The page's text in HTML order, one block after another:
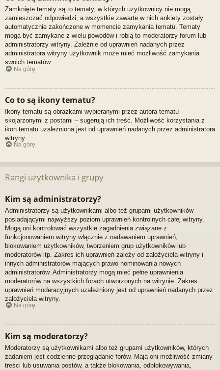
Zamknięte tematy są to tematy, w których użytkownicy nie mogą
zamieszczać odpowiedzi, a wszystkie zawarte w nich ankiety zostały
automatycznie zakończone w momencie zamykania tematu. Tematy
mogą być zamykane z wielu powodów i robią to moderatorzy forum lub
administratorzy witryny. Zależnie od uprawnień nadanych przez
administratora witryny użytkownik może mieć możliwość zamykania
swoich tematów.
Na górę
Co to są ikony tematu?
Ikony tematu są obrazkami wybieranymi przez autora tematu
skojarzonymi z postami – sugerują ich treść. Możliwość korzystania z
ikon tematu uzależniona jest od uprawnień nadanych przez administratora
witryny.
Na górę
Rangi użytkownika i grupy
Kim są administratorzy?
Administratorzy są użytkownikami albo też grupami użytkowników
posiadającymi najwyższy poziom uprawnień kontrolnych całej witryny.
Mogą oni kontrolować wszystkie zagadnienia związane z
funkcjonowaniem witryny włącznie z nadawaniem uprawnień,
blokowaniem użytkowników, tworzeniem grup użytkowników lub
moderatorów itp. Zakres ich uprawnień zależy od założyciela witryny i
innych administratorów mających prawo nominowania nowych
administratorów. Administratorzy mogą mieć pełne uprawnienia
moderatorów na wszystkich forach utworzonych na witrynie. Zakres
uprawnień moderacyjnych uzależniony jest od uprawnień nadanych przez
założyciela witryny.
Na górę
Kim są moderatorzy?
Moderatorzy są użytkownikami albo też grupami użytkowników, których
zadaniem jest codzienne przeglądanie forów. Mają oni możliwość zmiany
treści lub usuwania postów, a także blokowania, odblokowywania,